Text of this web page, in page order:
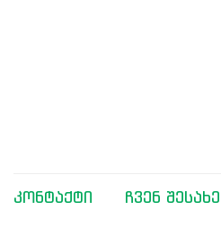
კონტაქტი ჩვენ